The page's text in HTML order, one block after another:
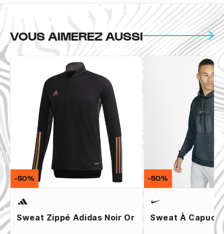
VOUS AIMEREZ AUSSI
Sweat Zippé Adidas Noir Or
-50%
Sweat À
-50%